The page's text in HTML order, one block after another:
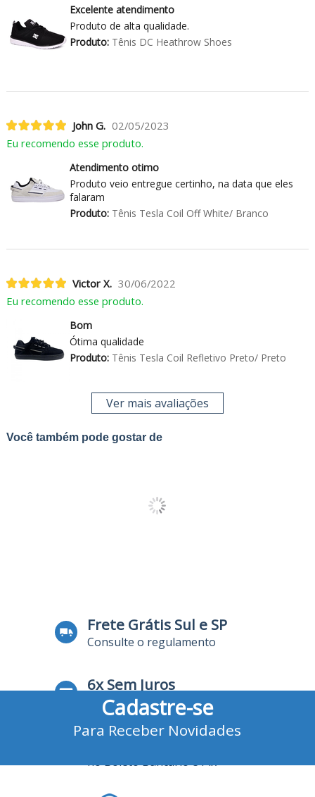
Excelente atendimento
Produto de alta qualidade.
Produto:Tênis DC Heathrow Shoes
John G. 02/05/2023
Eu recomendo esse produto.
Atendimento otimo
Produto veio entregue certinho, na data que eles
falaram
Produto:Tênis Tesla Coil Off White/ Branco
Victor X. 30/06/2022
Eu recomendo esse produto.
Bom
Ótima qualidade
Produto:Tênis Tesla Coil Refletivo Preto/ Preto
Ver mais avaliações
Você também pode gostar de
Frete Grátis Sul e SP
Consulte o regulamento
6x Sem Juros
no Cartão de Crédito
no Boleto Bancário e Pix
Cadastre-se
Para Receber Novidades